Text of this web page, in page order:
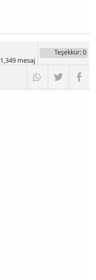
Teşekkür: 0
1,349mesaj